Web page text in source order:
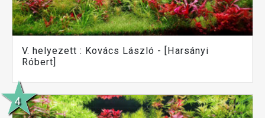
V. helyezett : Kovács László - [Harsányi
Róbert]